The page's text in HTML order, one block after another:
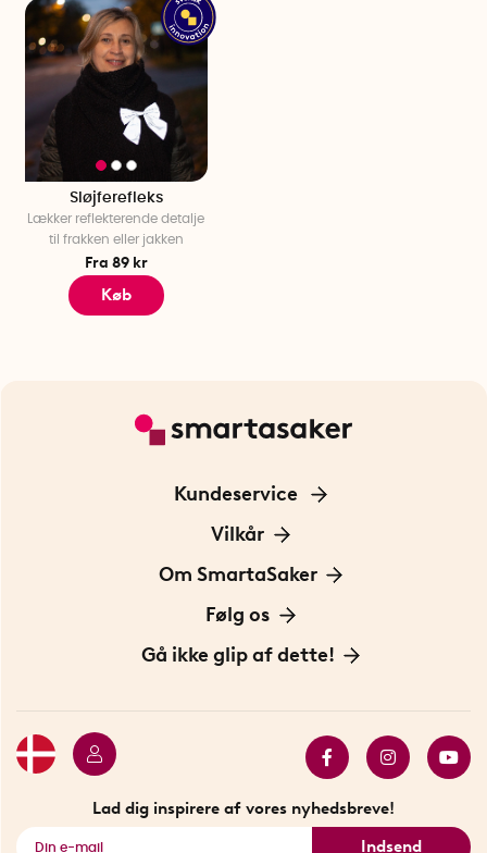
Sløjferefleks
Lækker reflekterende detalje
til frakken eller jakken
Fra 89 kr
Køb
Kundeservice
Kontakt os
Vilkår
Information om cookies
Privatlivspolitik
Om SmartaSaker
Om os
Vores historie
Følg os
Opfindere
Gå ikke glip af dette!
Se alle smarte produkter
Lad dig inspirere af vores nyhedsbreve!
Indsend